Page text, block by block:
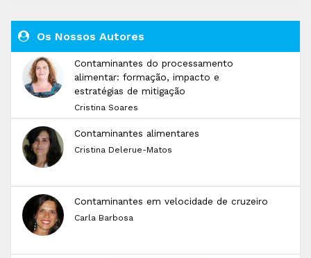
Os Nossos Autores
Contaminantes do processamento
alimentar: formação, impacto e
estratégias de mitigação
Cristina Soares
Contaminantes alimentares
Cristina Delerue-Matos
Contaminantes em velocidade de cruzeiro
Carla Barbosa